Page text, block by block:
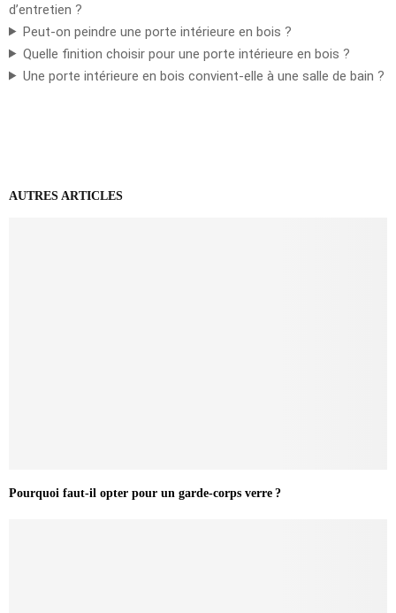
d’entretien ?
Peut-on peindre une porte intérieure en bois ?
Quelle finition choisir pour une porte intérieure en bois ?
Une porte intérieure en bois convient-elle à une salle de bain ?
AUTRES ARTICLES
Pourquoi faut-il opter pour un garde-corps verre ?